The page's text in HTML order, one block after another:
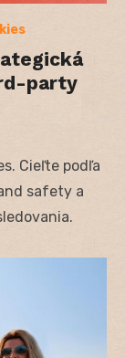
party
Cieľte podľa
safety a